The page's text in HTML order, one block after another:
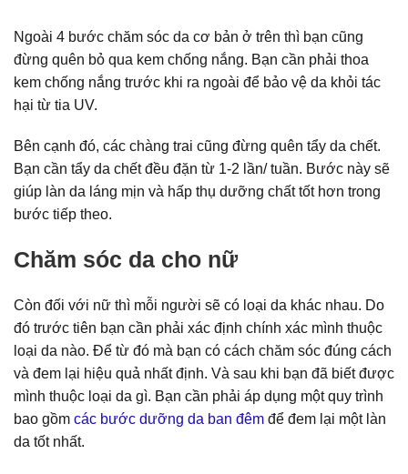
Ngoài 4 bước chăm sóc da cơ bản ở trên thì bạn cũng
đừng quên bỏ qua kem chống nắng. Bạn cần phải thoa
kem chống nắng trước khi ra ngoài để bảo vệ da khỏi tác
hại từ tia UV.
Bên cạnh đó, các chàng trai cũng đừng quên tẩy da chết.
Bạn cần tẩy da chết đều đặn từ 1-2 lần/ tuần. Bước này sẽ
giúp làn da láng mịn và hấp thụ dưỡng chất tốt hơn trong
bước tiếp theo.
Chăm sóc da cho nữ
Còn đối với nữ thì mỗi người sẽ có loại da khác nhau. Do
đó trước tiên bạn cần phải xác định chính xác mình thuộc
loại da nào. Để từ đó mà bạn có cách chăm sóc đúng cách
và đem lại hiệu quả nhất định. Và sau khi bạn đã biết được
mình thuộc loại da gì. Bạn cần phải áp dụng một quy trình
bao gồm các bước dưỡng da ban đêm để đem lại một làn
da tốt nhất.